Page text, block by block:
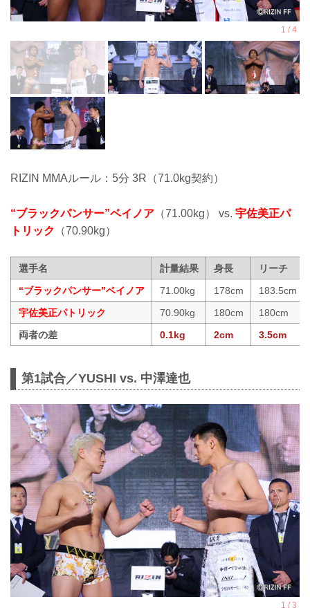
RIZIN MMAルール：5分 3R（71.0kg契約）
“ブラックパンサー”ベイノア （71.00kg） vs. 宇佐美正パ
トリック
（70.90kg）
選手名 計量結果 身長
リーチ
“ブラックパンサー”ベイノア
71.00kg 178cm
183.5cm
宇佐美正パトリック
70.90kg 180cm
180cm
両者の差
0.1kg 2cm 3.5cm
第1試合／YUSHI vs. 中澤達也